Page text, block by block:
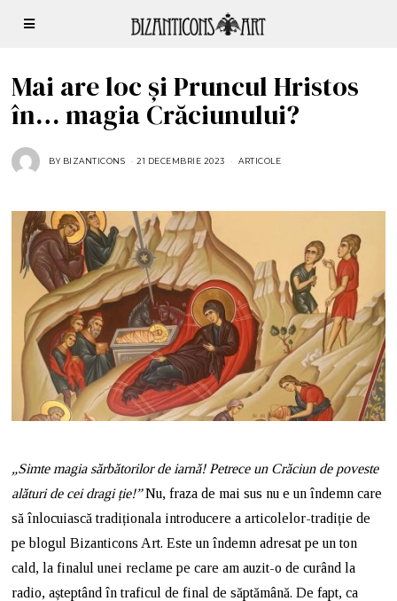
Mai are loc și Pruncul Hristos
în… magia Crăciunului?
BY BIZANTICONS 21 DECEMBRIE 2023 ARTICOLE
„Simte magia sărbătorilor de iarnă! Petrece un Crăciun de poveste
alături de cei dragi ție!”Nu, fraza de mai sus nu e un îndemn care
să înlocuiască tradiționala introducere a articolelor-tradiție de
pe blogul Bizanticons Art. Este un îndemn adresat pe un ton
cald, la finalul unei reclame pe care am auzit-o de curând la
radio, așteptând în traficul de final de săptămână. De fapt, ca